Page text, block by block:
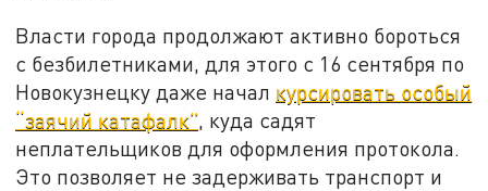
Власти города продолжают активно бороться
с безбилетниками, для этого с 16 сентября по
Новокузнецку даже начал курсировать особый
“заячий катафалк”, куда садят
неплательщиков для оформления протокола.
Это позволяет не задерживать транспорт и